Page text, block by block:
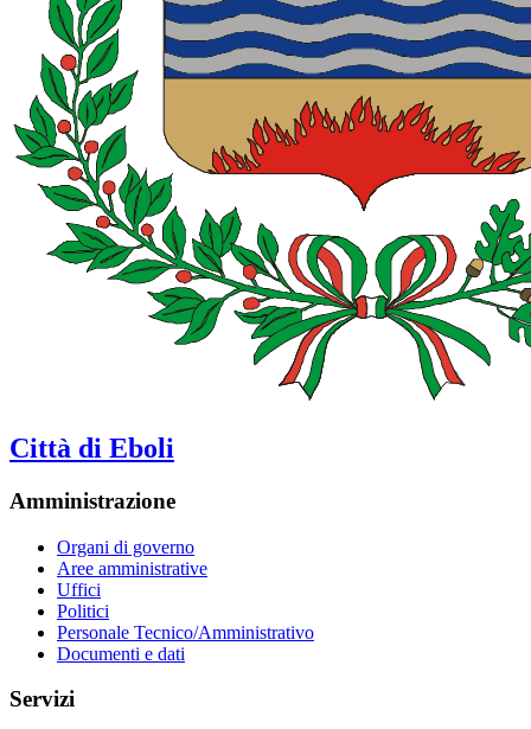
Città di Eboli
Amministrazione
Organi di governo
Aree amministrative
Uffici
Politici
Personale Tecnico/Amministrativo
Documenti e dati
Servizi